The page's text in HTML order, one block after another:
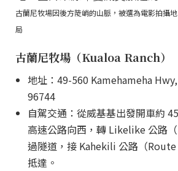
古蘭尼牧場因後方陡峭的山脈，被選為電影拍攝
局
古蘭尼牧場（Kualoa Ranch）
地址：49-560 Kamehameha
96744
自駕交通：從威基基出發開車約
高速公路向西，轉 Likelike 公路
過隧道，接 Kahekili 公路（
抵達。